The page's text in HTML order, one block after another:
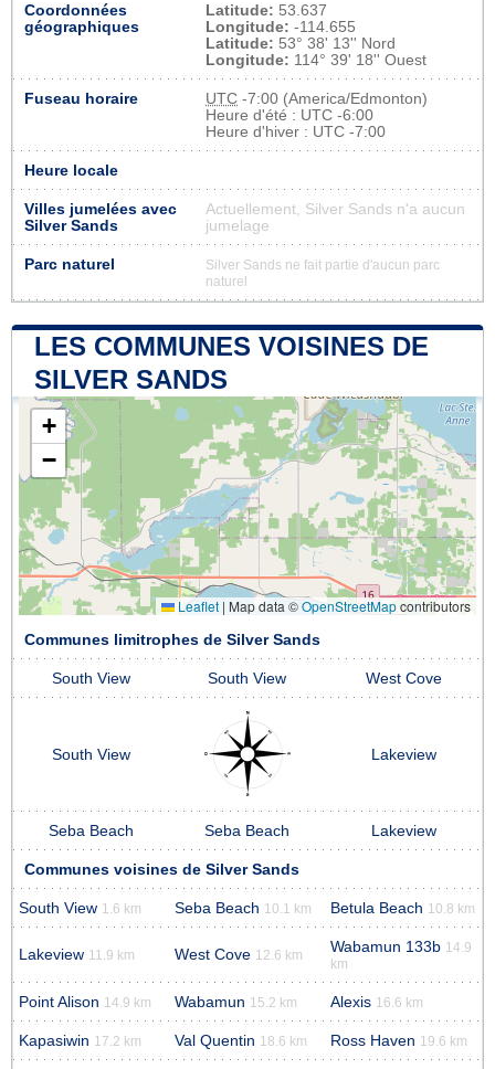
Coordonnées
géographiques
Latitude: 53.637
Longitude: -114.655
Latitude: 53° 38' 13'' Nord
Longitude: 114° 39' 18'' Ouest
Fuseau horaire UTC -7:00 (America/Edmonton)
Heure d'été : UTC -6:00
Heure d'hiver : UTC -7:00
Heure locale
Villes jumelées avec
Silver Sands
Actuellement, Silver Sands n'a aucun
jumelage
Parc naturel
Silver Sands ne fait partie d'aucun parc
naturel
LES COMMUNES VOISINES DE
SILVER SANDS
+
−
Leaflet | Map data ©OpenStreetMapcontributors
Communes limitrophes de Silver Sands
South View South View West Cove
South View Lakeview
Seba Beach Seba Beach Lakeview
Communes voisines de Silver Sands
South View 1.6 km Seba Beach 10.1 km Betula Beach 10.8 km
Lakeview 11.9 km West Cove 12.6 km Wabamun 133b 14.9
km
Point Alison 14.9 km Wabamun 15.2 km Alexis 16.6 km
Kapasiwin 17.2 km Val Quentin 18.6 km Ross Haven 19.6 km